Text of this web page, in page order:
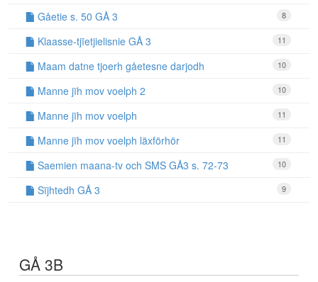
8
Gåetie s. 50 GÅ 3
11
Klaasse-tjïetjielisnie GÅ 3
10
Maam datne tjoerh gåetesne darjodh
10
Manne jïh mov voelph 2
11
Manne jïh mov voelph
11
Manne jïh mov voelph läxförhör
10
Saemien maana-tv och SMS GÅ3 s. 72-73
9
Sïjhtedh GÅ 3
GÅ 3B